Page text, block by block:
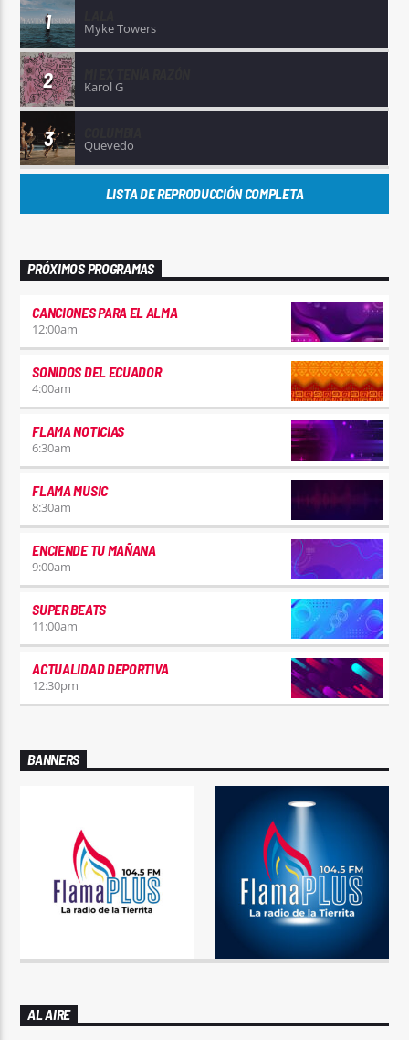
1 Myke Towers
2 Karol G
3 Quevedo
LISTA DE REPRODUCCIÓN COMPLETA
PRÓXIMOS PROGRAMAS
CANCIONES PARA EL ALMA
12:00am
SONIDOS DEL ECUADOR
4:00am
FLAMA NOTICIAS
6:30am
FLAMA MUSIC
8:30am
ENCIENDE TU MAÑANA
9:00am
SUPER BEATS
11:00am
ACTUALIDAD DEPORTIVA
12:30pm
BANNERS
AL AIRE